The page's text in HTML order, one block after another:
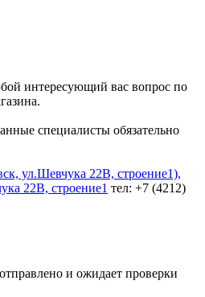
интересующий вас вопрос по
специалисты обязательно
ул.Шевчука 22В, строение1),
22В, строение1 тел: +7 (4212)
и ожидает проверки